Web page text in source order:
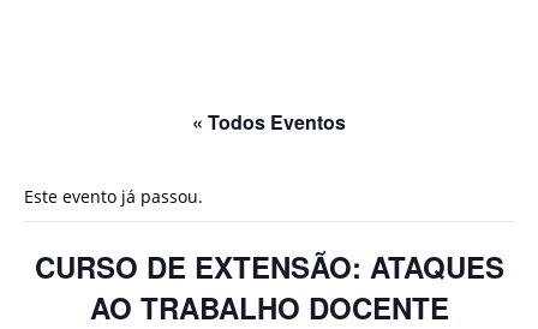
« Todos Eventos
Este evento já passou.
CURSO DE EXTENSÃO: ATAQUES
AO TRABALHO DOCENTE